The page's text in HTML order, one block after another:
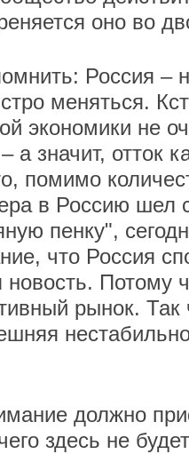
оно во
Россия
меняться.
экономики не
значит, отток
помимо
в Россию шел
пенку",
что Россия
Потому
рынок.
должно
здесь не